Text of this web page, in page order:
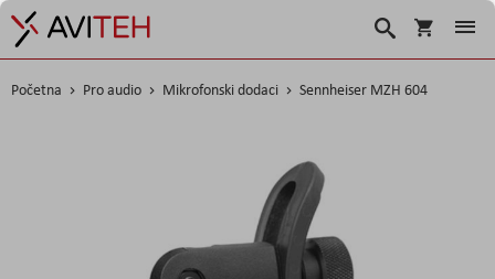
Košarica
Traži
Početna Pro audio Mikrofonski dodaci Sennheiser MZH 604